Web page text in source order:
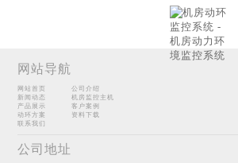
网站导航
网站首页
公司介绍
新闻动态
机房监控主机
产品展示
客户案例
动环方案
资料下载
联系我们
公司地址